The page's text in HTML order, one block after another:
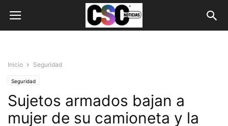
Inicio Seguridad
Seguridad
Sujetos armados bajan a
mujer de su camioneta y la